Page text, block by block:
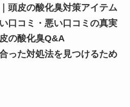
頭皮の酸化臭対策アイテム
口コミ・悪い口コミの真実
の酸化臭Q&A
った対処法を見つけるため